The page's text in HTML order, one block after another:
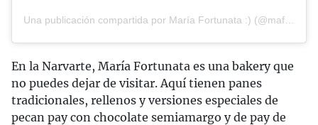
En la Narvarte, María Fortunata es una bakery que
no puedes dejar de visitar. Aquí tienen panes
tradicionales, rellenos y versiones especiales de
pecan pay con chocolate semiamargo y de pay de